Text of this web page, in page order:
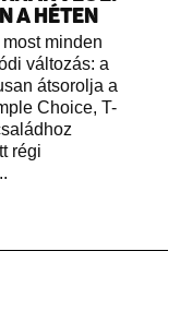
A HÉTEN
minden
változás: a
átsorolja a
Choice, T-
régi